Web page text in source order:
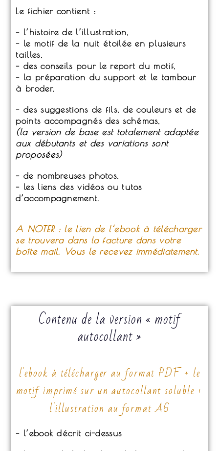
Le fichier contient :
– l’histoire de l’illustration,
– le motif de la nuit étoilée en plusieurs
tailles,
– des conseils pour le report du motif,
– la préparation du support et le tambour
à broder,
– des suggestions de fils, de couleurs et de
points accompagnés des schémas,
(la version de base est totalement adaptée
aux débutants et des variations sont
proposées)
– de nombreuses photos,
– les liens des vidéos ou tutos
d’accompagnement.
A NOTER : le lien de l’ebook à télécharger
se trouvera dans la facture dans votre
boîte mail. Vous le recevez immédiatement.
Contenu de la version « motif
autocollant »
l'ebook à télécharger au format PDF + le
motif imprimé sur un autocollant soluble +
l'illustration au format A6
– l’ebook décrit ci-dessus